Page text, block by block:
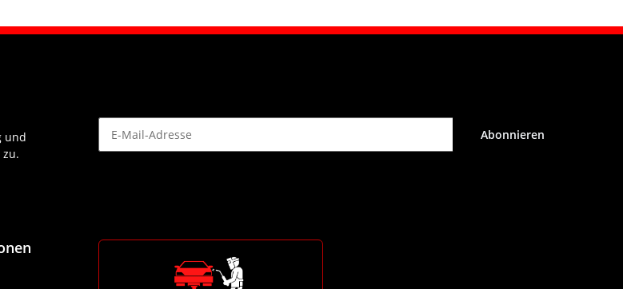
und
Abonnieren